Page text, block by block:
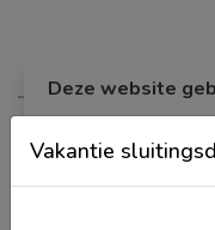
Vakantie
Deze website
Wij gebruiken cookies
en gepersonaliseerde